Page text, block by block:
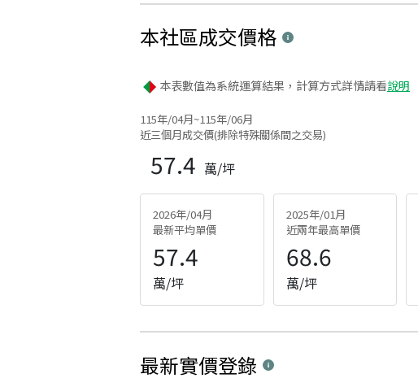
本社區成交價格
本表數值為系統運算結果，計算方式詳情請看說明
115年/04月~115年/06月
近三個月成交價(排除特殊關係間之交易)
57.4 萬/坪
2026年/04月
最新平均單價
57.4
萬/坪
2025年/01月
近兩年最高單價
68.6
萬/坪
最新實價登錄